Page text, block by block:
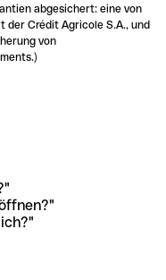
abgesichert: eine von
der Crédit Agricole S.A., und
von